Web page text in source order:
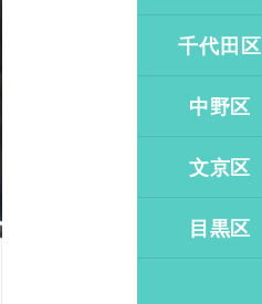
千代田区
中野区
文京区
目黒区